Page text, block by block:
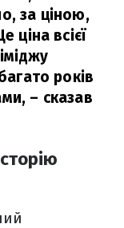
за ціною,
ціна всієї
років
– сказав